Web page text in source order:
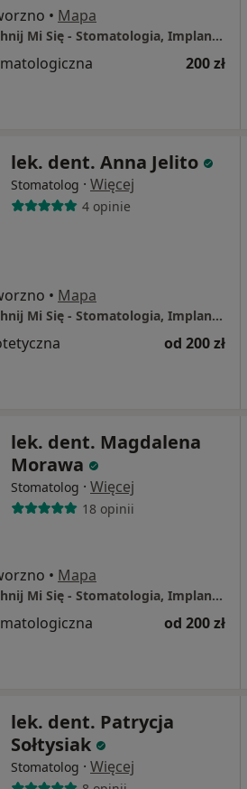
• Mapa
Centrum Uśmiechnij Mi Się - Stomatologia, Implantologia, Dentysta
200 zł
lek. dent. Anna Jelito
Stomatolog · Więcej
4 opinie
• Mapa
Centrum Uśmiechnij Mi Się - Stomatologia, Implantologia, Dentysta
od 200 zł
lek. dent. Magdalena
Morawa
Stomatolog · Więcej
18 opinii
• Mapa
Centrum Uśmiechnij Mi Się - Stomatologia, Implantologia, Dentysta
od 200 zł
lek. dent. Patrycja
Sołtysiak
Stomatolog · Więcej